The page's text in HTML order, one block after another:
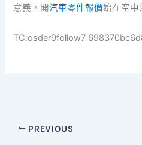
意義，開汽車零件報價始在空中
TC:osder9follow7
PREVIOUS